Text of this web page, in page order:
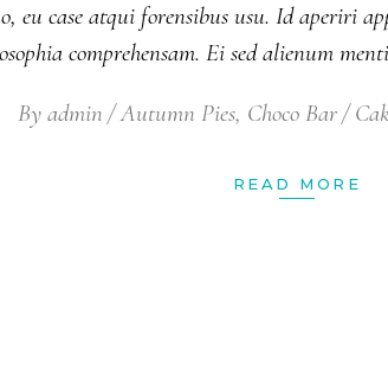
eu case atqui forensibus usu. Id aperiri
comprehensam. Ei sed alienum
By admin Autumn Pies, Choco Bar
READ MORE